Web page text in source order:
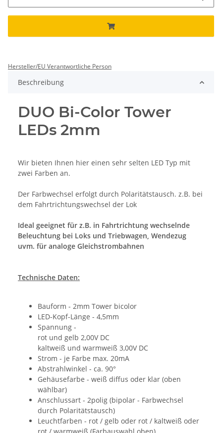
Hersteller/EU Verantwortliche Person
Beschreibung
DUO Bi-Color Tower
LEDs 2mm
Wir bieten Ihnen hier einen sehr selten LED Typ mit
zwei Farben an.
Der Farbwechsel erfolgt durch Polaritätstausch. z.B. bei
dem Fahrtrichtungswechsel der Lok
Ideal geeignet für z.B. in Fahrtrichtung wechselnde
Beleuchtung bei Loks und Triebwagen, Wendezug
uvm. für analoge Gleichstrombahnen
Technische Daten:
Bauform - 2mm Tower bicolor
LED-Kopf-Länge - 4,5mm
Spannung -
rot und gelb 2,00V DC
kaltweiß und warmweiß 3,00V DC
Strom - je Farbe max. 20mA
Abstrahlwinkel - ca. 90°
Gehäusefarbe - weiß diffus oder klar (oben
wählbar)
Anschlussart - 2polig (bipolar - Farbwechsel
durch Polaritätstausch)
Leuchtfarben - rot / gelb oder rot / kaltweiß oder